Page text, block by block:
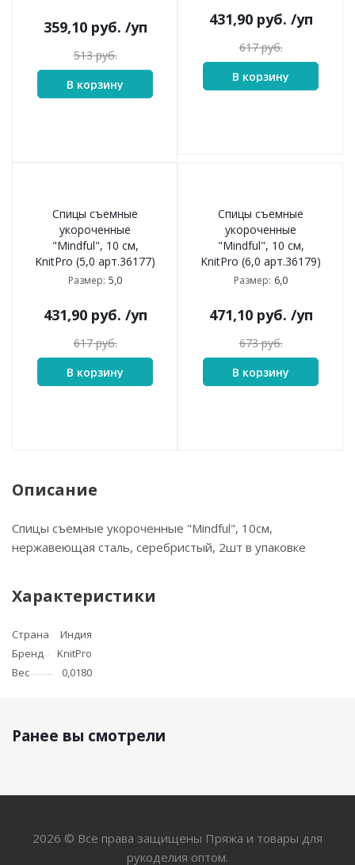
359,10руб. /уп
513руб.
В корзину
431,90руб. /уп
617руб.
В корзину
Спицы съемные
укороченные
"Mindful", 10 см,
KnitPro (5,0 арт.36177)
Размер: 5,0
431,90руб. /уп
617руб.
В корзину
Спицы съемные
укороченные
"Mindful", 10 см,
KnitPro (6,0 арт.36179)
Размер: 6,0
471,10руб. /уп
673руб.
В корзину
Описание
Спицы съемные укороченные "Mindful", 10см,
нержавеющая сталь, серебристый, 2шт в упаковке
Характеристики
Страна
Индия
Бренд
KnitPro
Вес
0,0180
Ранее вы смотрели
2026 © Все права защищены Пряжа и товары для
рукоделия оптом.